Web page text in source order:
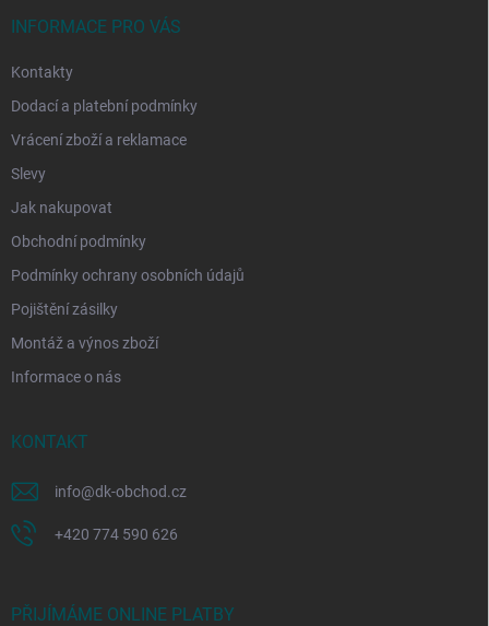
INFORMACE PRO VÁS
Kontakty
Dodací a platební podmínky
Vrácení zboží a reklamace
Slevy
Jak nakupovat
Obchodní podmínky
Podmínky ochrany osobních údajů
Pojištění zásilky
Montáž a výnos zboží
Informace o nás
KONTAKT
info@dk-obchod.cz
+420 774 590 626
PŘIJÍMÁME ONLINE PLATBY